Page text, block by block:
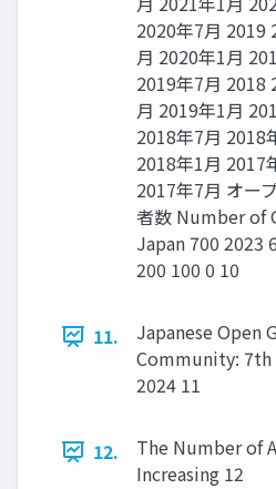
2020年7⽉ 2019
⽉ 2020年1⽉
2019年7⽉ 2018
⽉ 2019年1⽉
2018年7⽉ 2018
2018年1⽉ 2017
2017年7⽉ オー
者数 Number of
Japan 700 2023
200 100 0 10
11.
Japanese Open
Community: 7th
2024 11
12.
The Number of
Increasing 12